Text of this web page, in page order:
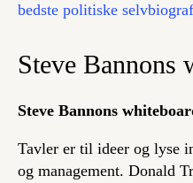
bedste politiske
Steve Bannons
Steve Bannons
Tavler er til ideer og lyse
og management. Donald